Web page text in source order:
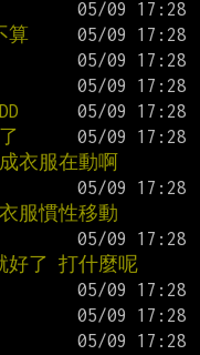
算
衣服在動啊
服慣性移動
好了 打什麼呢